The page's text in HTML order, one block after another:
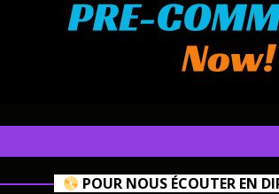
POUR NOUS ÉCOUTER EN